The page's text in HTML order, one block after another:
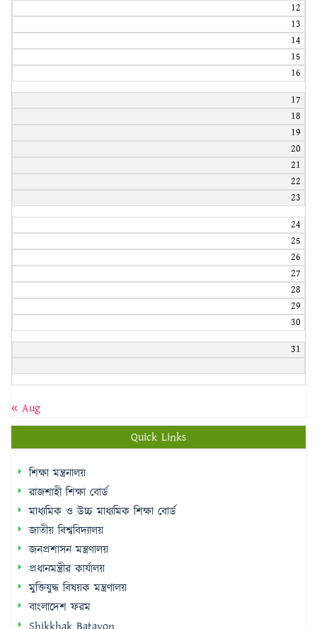
12
13
14
15
16
17
18
19
20
21
22
23
24
25
26
27
28
29
30
31
« Aug
Quick Links
শিক্ষা মন্ত্রনালয়
রাজশাহী শিক্ষা বোর্ড
মাধ্যমিক ও উচ্চ মাধ্যমিক শিক্ষা বোর্ড
জাতীয় বিশ্ববিদ্যালয়
জনপ্রশাসন মন্ত্রণালয়
প্রধানমন্ত্রীর কার্যালয়
মুক্তিযুদ্ধ বিষয়ক মন্ত্রণালয়
বাংলাদেশ ফরম